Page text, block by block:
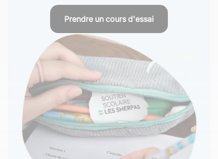
Prendre un cours d'essai